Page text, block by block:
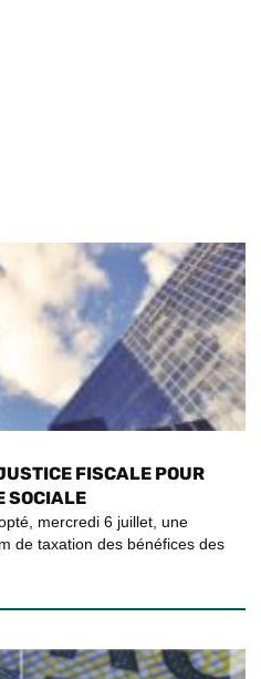
FISCALE POUR
SOCIALE
mercredi 6 juillet, une
de taxation des bénéfices des